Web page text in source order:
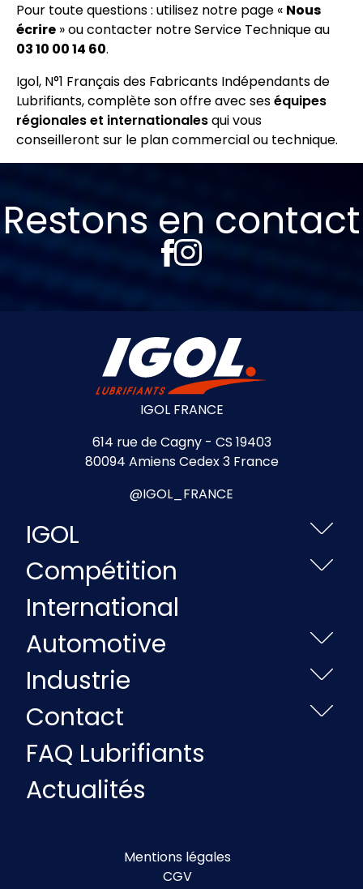
Pour toute questions : utilisez notre page « Nous
écrire » ou contacter notre Service Technique au
03 10 00 14 60.
Igol, N°1 Français des Fabricants Indépendants de
Lubrifiants, complète son offre avec seséquipes
régionales et internationalesqui vous
conseilleront sur le plan commercial ou technique.
Restons en contact
IGOL FRANCE
614 rue de Cagny - CS 19403
80094 Amiens Cedex 3 France
@IGOL_FRANCE
IGOL
Compétition
International
Automotive
Industrie
Contact
FAQ Lubrifiants
Actualités
Mentions légales
CGV